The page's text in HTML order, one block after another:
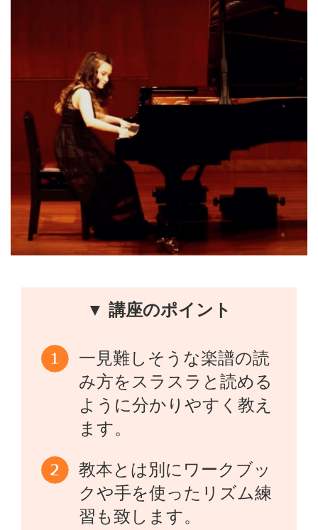
▼ 講座のポイント
一見難しそうな楽譜の読
み方をスラスラと読める
ように分かりやすく教え
ます。
教本とは別にワークブッ
クや手を使ったリズム練
習も致します。